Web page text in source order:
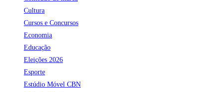
Cultura
Cursos e Concursos
Economia
Educação
Eleições 2026
Esporte
Estúdio Móvel CBN